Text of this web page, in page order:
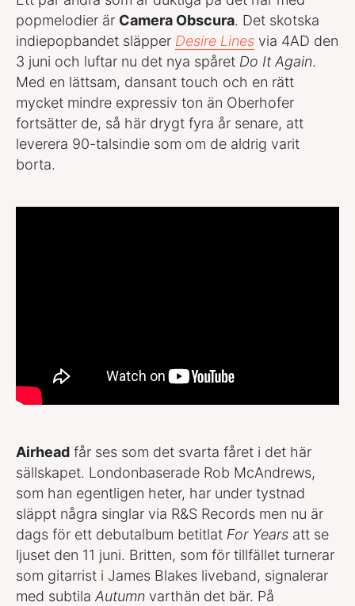
popmelodier är Camera Obscura. Det skotska
indiepopbandet släpper Desire Lines via 4AD den
3 juni och luftar nu det nya spåret Do It Again.
Med en lättsam, dansant touch och en rätt
mycket mindre expressiv ton än Oberhofer
fortsätter de, så här drygt fyra år senare, att
leverera 90-talsindie som om de aldrig varit
borta.
Airhead får ses som det svarta fåret i det här
sällskapet. Londonbaserade Rob McAndrews,
som han egentligen heter, har under tystnad
släppt några singlar via R&S Records men nu är
dags för ett debutalbum betitlat For Years att se
ljuset den 11 juni. Britten, som för tillfället turnerar
som gitarrist i James Blakes liveband, signalerar
med subtila Autumn varthän det bär. På